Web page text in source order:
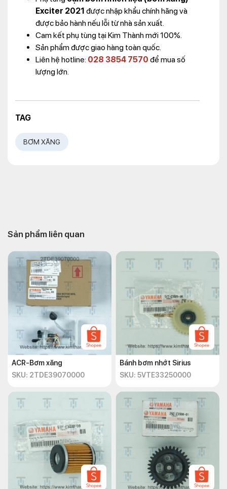
Exciter 2021 được nhập khẩu chính hãng và
được bảo hành nếu lỗi từ nhà sản xuất.
Cam kết phụ tùng tại Kim Thành mới 100%.
Sản phẩm được giao hàng toàn quốc.
Liên hệ hotline: 028 3854 7570 để mua số
lượng lớn.
TAG
BƠM XĂNG
Sản phẩm liên quan
ACR-Bơm xăng
SKU: 2TDE39070000
Bánh bơm nhớt Sirius
SKU: 5VTE33250000